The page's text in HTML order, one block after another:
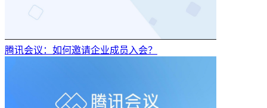
腾讯会议：如何邀请企业成员入会？